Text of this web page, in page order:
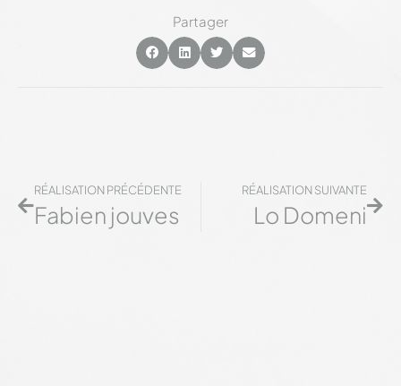
Partager
RÉALISATION PRÉCÉDENTE
Fabien jouves
RÉALISATION SUIVANTE
Lo Domeni